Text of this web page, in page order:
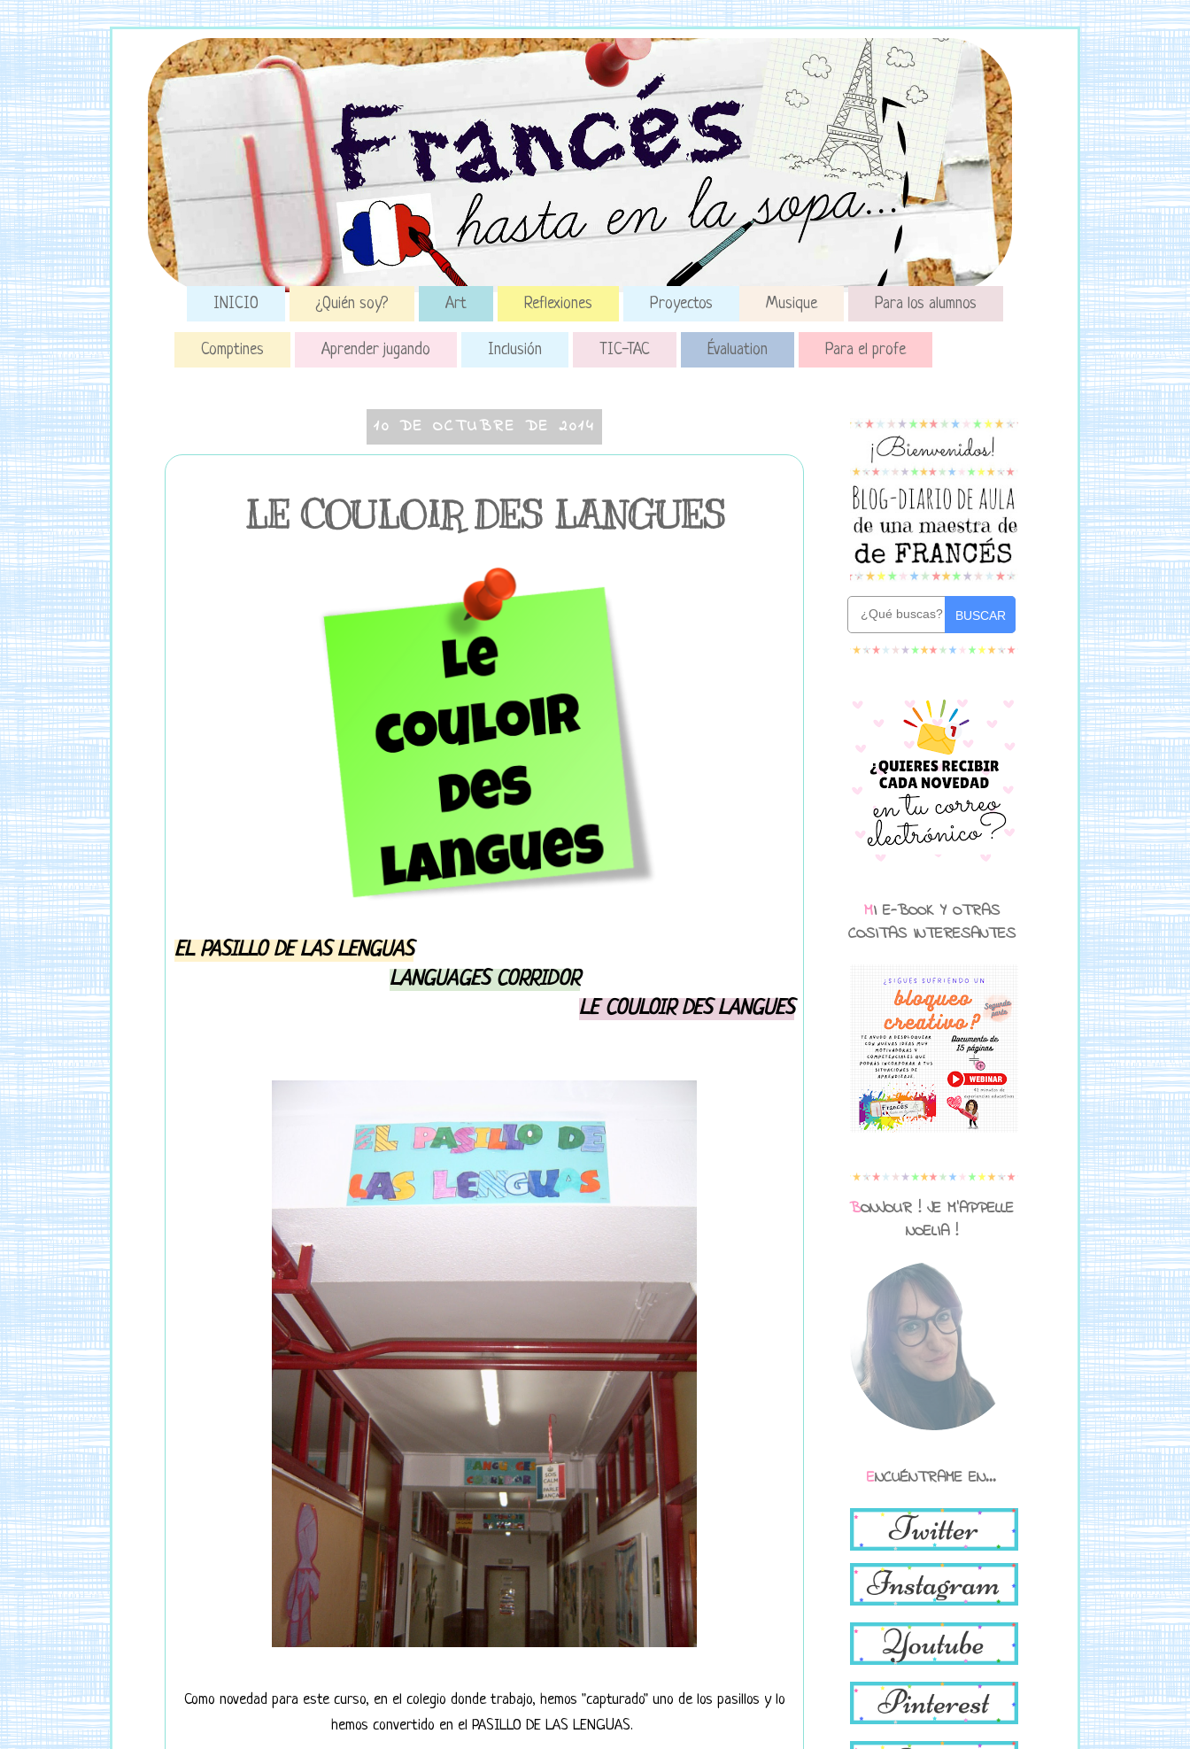
INICIO ¿Quién soy? Art Reflexiones Proyectos Musique Para los alumnos
Comptines Aprender jugando Inclusión TIC-TAC Évaluation Para el profe
10 DE OCTUBRE DE 2014
LE COULOIR DES LANGUES
EL PASILLO DE LAS LENGUAS
LANGUAGES CORRIDOR
LE COULOIR DES LANGUES
Como novedad para este curso, en el colegio donde trabajo, hemos "capturado" uno de los pasillos y lo
hemos convertido en el PASILLO DE LAS LENGUAS.
BUSCAR
MI E-BOOK Y OTRAS
COSITAS INTERESANTES
BONJOUR ! JE M'APPELLE
NOELIA !
ENCUÉNTRAME EN...